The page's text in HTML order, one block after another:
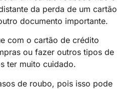
da perda de um cartão
documento importante.
com o cartão de crédito
ou fazer outros tipos de
ter muito cuidado.
de roubo, pois isso pode